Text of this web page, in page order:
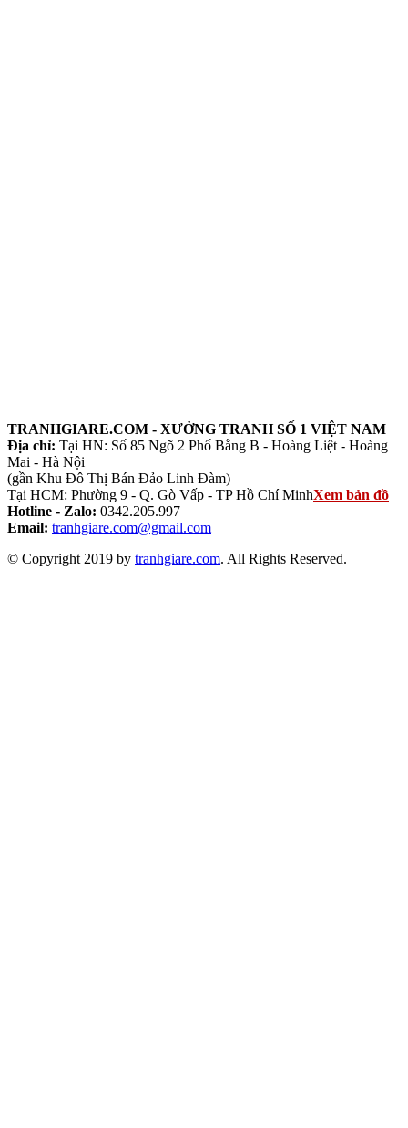
TRANHGIARE.COM - XƯỞNG TRANH SỐ 1 VIỆT NAM
Địa chỉ: Tại HN: Số 85 Ngõ 2 Phố Bằng B - Hoàng Liệt - Hoàng
Mai - Hà Nội
(gần Khu Đô Thị Bán Đảo Linh Đàm)
Tại HCM: Phường 9 - Q. Gò Vấp - TP Hồ Chí MinhXem bản đồ
Hotline - Zalo: 0342.205.997
Email: tranhgiare.com@gmail.com
© Copyright 2019 by tranhgiare.com. All Rights Reserved.